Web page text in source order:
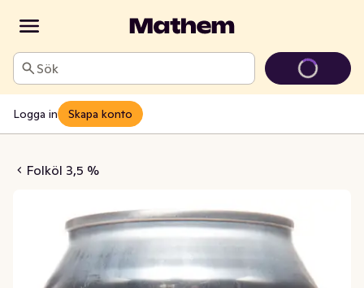
Sök
Logga in Skapa konto
Folköl 3,5 %
Micro IPA 3,5% 44cl To Öl